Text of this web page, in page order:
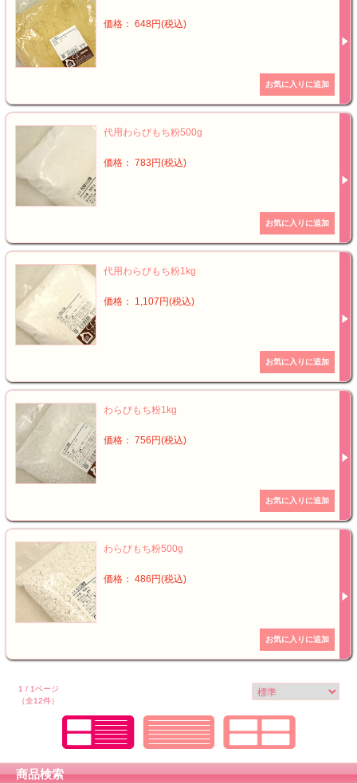
価格： 648円(税込)
代用わらびもち粉500g
価格： 783円(税込)
代用わらびもち粉1kg
価格： 1,107円(税込)
わらびもち粉1kg
価格： 756円(税込)
わらびもち粉500g
価格： 486円(税込)
1 / 1ページ
（全12件）
商品検索